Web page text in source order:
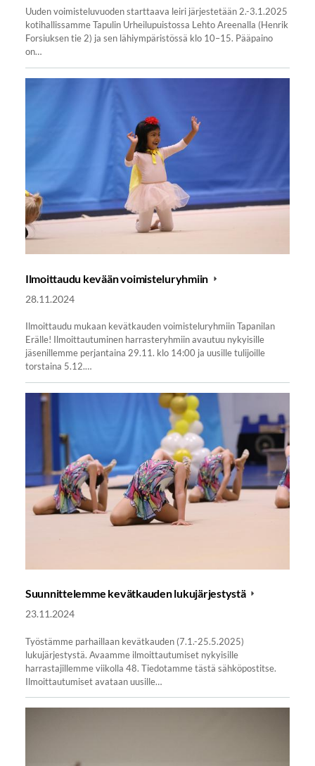
Uuden voimisteluvuoden starttaava leiri järjestetään 2.-3.1.2025
kotihallissamme Tapulin Urheilupuistossa Lehto Areenalla (Henrik
Forsiuksen tie 2) ja sen lähiympäristössä klo 10–15. Pääpaino
on…
Ilmoittaudu kevään voimisteluryhmiin
28.11.2024
Ilmoittaudu mukaan kevätkauden voimisteluryhmiin Tapanilan
Erälle! Ilmoittautuminen harrasteryhmiin avautuu nykyisille
jäsenillemme perjantaina 29.11. klo 14:00 ja uusille tulijoille
torstaina 5.12.…
Suunnittelemme kevätkauden lukujärjestystä
23.11.2024
Työstämme parhaillaan kevätkauden (7.1.-25.5.2025)
lukujärjestystä. Avaamme ilmoittautumiset nykyisille
harrastajillemme viikolla 48. Tiedotamme tästä sähköpostitse.
Ilmoittautumiset avataan uusille…